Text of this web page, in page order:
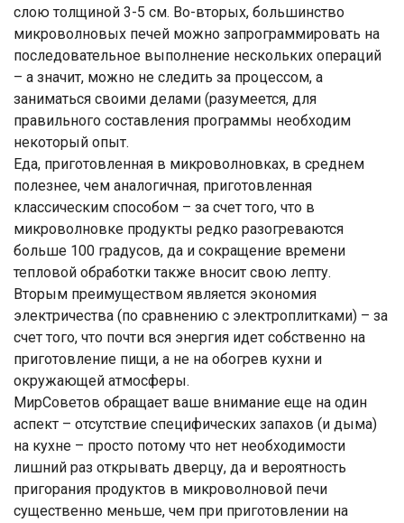
слою толщиной 3-5 см. Во-вторых, большинство
микроволновых печей можно запрограммировать на
последовательное выполнение нескольких операций
– а значит, можно не следить за процессом, а
заниматься своими делами (разумеется, для
правильного составления программы необходим
некоторый опыт.
Еда, приготовленная в микроволновках, в среднем
полезнее, чем аналогичная, приготовленная
классическим способом – за счет того, что в
микроволновке продукты редко разогреваются
больше 100 градусов, да и сокращение времени
тепловой обработки также вносит свою лепту.
Вторым преимуществом является экономия
электричества (по сравнению с электроплитками) – за
счет того, что почти вся энергия идет собственно на
приготовление пищи, а не на обогрев кухни и
окружающей атмосферы.
МирСоветов обращает ваше внимание еще на один
аспект – отсутствие специфических запахов (и дыма)
на кухне – просто потому что нет необходимости
лишний раз открывать дверцу, да и вероятность
пригорания продуктов в микроволновой печи
существенно меньше, чем при приготовлении на